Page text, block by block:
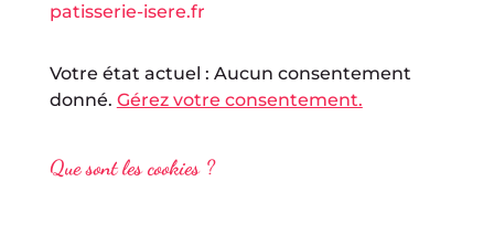
patisserie-isere.fr
Votre état actuel : Aucun consentement
donné. Gérez votre consentement.
Que sont les cookies ?